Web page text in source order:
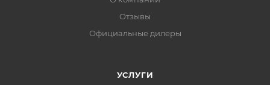
Отзывы
Официальные дилеры
УСЛУГИ